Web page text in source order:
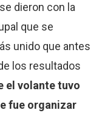
dieron con la
que se
unido que antes
los resultados
el volante tuvo
fue organizar